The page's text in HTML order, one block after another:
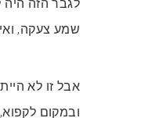
לגבר הזה
שמע צעקה,
אבל זו לא
ובמקום